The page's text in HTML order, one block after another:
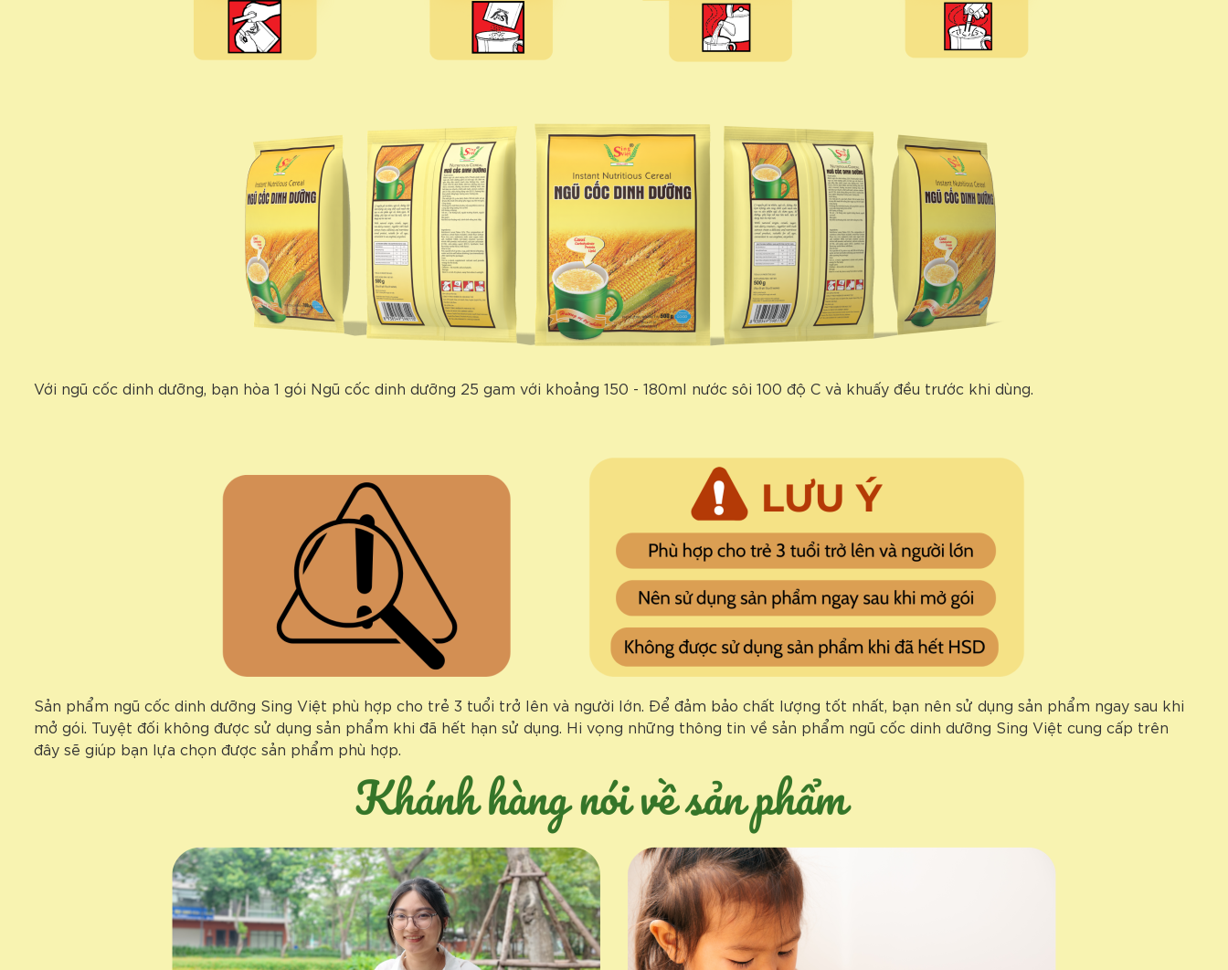
Với ngũ cốc dinh dưỡng, bạn hòa 1 gói Ngũ cốc dinh dưỡng 25 gam với khoảng 150 - 180ml nước sôi 100 độ C và khuấy đều trước khi dùng.
Sản phẩm ngũ cốc dinh dưỡng Sing Việt phù hợp cho trẻ 3 tuổi trở lên và người lớn. Để đảm bảo chất lượng tốt nhất, bạn nên sử dụng sản phẩm ngay sau khi
mở gói. Tuyệt đối không được sử dụng sản phẩm khi đã hết hạn sử dụng. Hi vọng những thông tin về sản phẩm ngũ cốc dinh dưỡng Sing Việt cung cấp trên
đây sẽ giúp bạn lựa chọn được sản phẩm phù hợp.